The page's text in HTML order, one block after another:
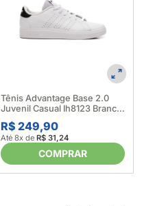
Tênis Advantage Base 2.0
Juvenil Casual Ih8123 Branco
- Adidas 676468_Branco
R$ 249,90
Até 8x de R$ 31,24
COMPRAR